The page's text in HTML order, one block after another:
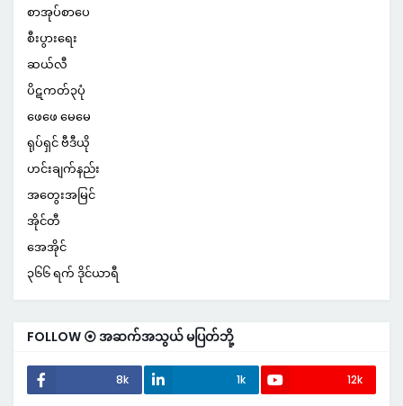
စာအုပ်စာပေ
စီးပွားရေး
ဆယ်လီ
ပိဋကတ်၃ပုံ
ဖေဖေ မေမေ
ရုပ်ရှင် ဗီဒီယို
ဟင်းချက်နည်း
အတွေးအမြင်
အိုင်တီ
အေအိုင်
၃၆၆ ရက် ဒိုင်ယာရီ
FOLLOW ⦿ အဆက်အသွယ် မပြတ်ဘို့
8k 1k 12k